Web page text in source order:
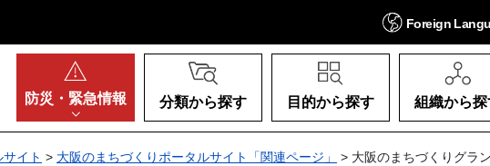
Foreign
防災・ 緊急情報 分類から探す 目的から探す 組織から探
イト > 大阪のまちづくりポータルサイト「関連ページ」
> 大阪のまちづくりグラ